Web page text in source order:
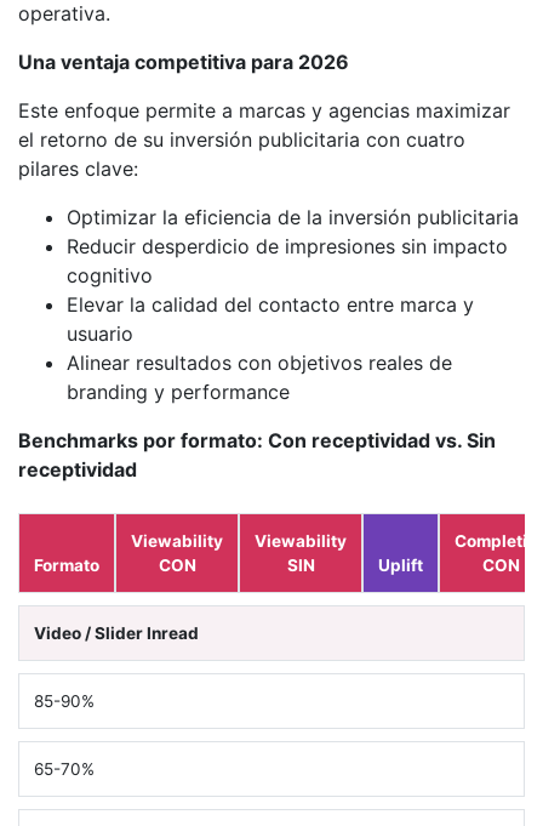
operativa.
Una ventaja competitiva para 2026
Este enfoque permite a marcas y agencias maximizar
el retorno de su inversión publicitaria con cuatro
pilares clave:
Optimizar la eficiencia de la inversión publicitaria
Reducir desperdicio de impresiones sin impacto
cognitivo
Elevar la calidad del contacto entre marca y
usuario
Alinear resultados con objetivos reales de
branding y performance
Benchmarks por formato: Con receptividad vs. Sin
receptividad
Formato
Viewability
CON
Viewability
SIN
Uplift
CON
Video / Slider Inread
85-90%
65-70%